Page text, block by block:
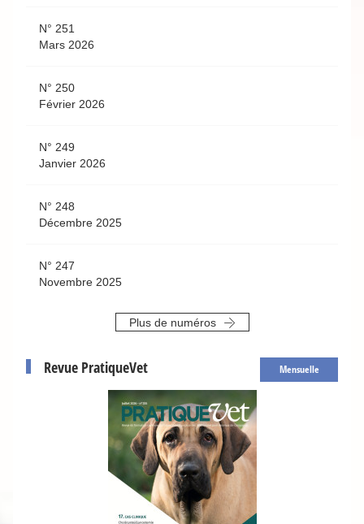
N° 251
Mars 2026
N° 250
Février 2026
N° 249
Janvier 2026
N° 248
Décembre 2025
N° 247
Novembre 2025
Plus de numéros
Revue PratiqueVet Mensuelle